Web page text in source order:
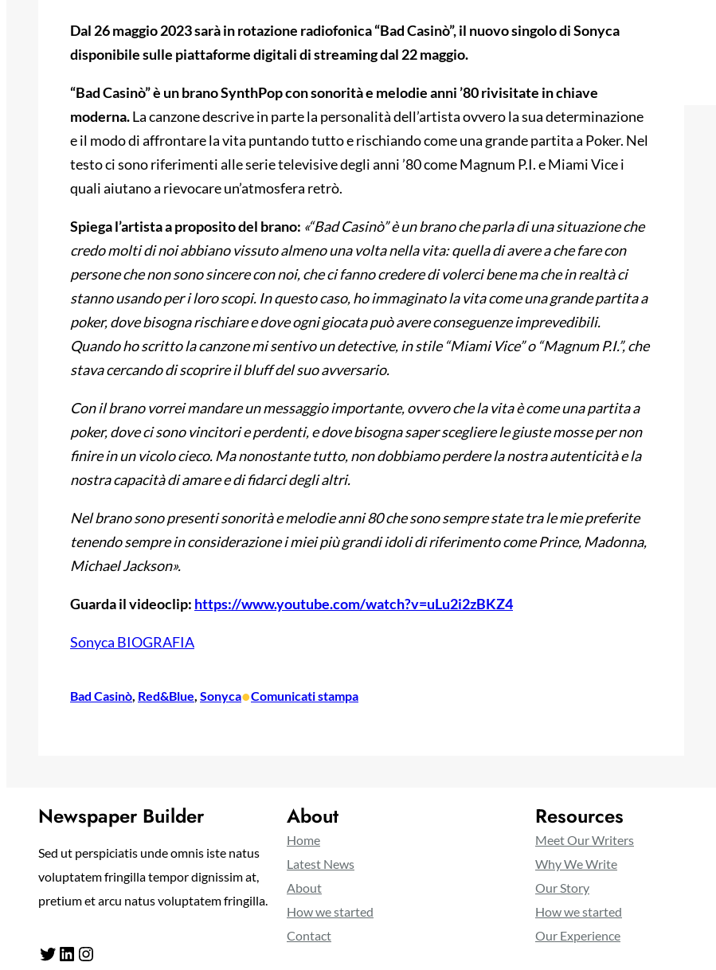
Dal 26 maggio 2023 sarà in rotazione radiofonica “Bad Casinò”, il nuovo singolo di Sonyca
disponibile sulle piattaforme digitali di streaming dal 22 maggio.
“Bad Casinò” è un brano SynthPop con sonorità e melodie anni ’80 rivisitate in chiave
moderna.La canzone descrive in parte la personalità dell’artista ovvero la sua determinazione
e il modo di affrontare la vita puntando tutto e rischiando come una grande partita a Poker. Nel
testo ci sono riferimenti alle serie televisive degli anni ’80 come Magnum P.I. e Miami Vice i
quali aiutano a rievocare un’atmosfera retrò.
Spiega l’artista a proposito del brano: «“Bad Casinò” è un brano che parla di una situazione che
credo molti di noi abbiano vissuto almeno una volta nella vita: quella di avere a che fare con
persone che non sono sincere con noi, che ci fanno credere di volerci bene ma che in realtà ci
stanno usando per i loro scopi. In questo caso, ho immaginato la vita come una grande partita a
poker, dove bisogna rischiare e dove ogni giocata può avere conseguenze imprevedibili.
Quando ho scritto la canzone mi sentivo un detective, in stile “Miami Vice” o “Magnum P.I.”, che
stava cercando di scoprire il bluff del suo avversario.
Con il brano vorrei mandare un messaggio importante, ovvero che la vita è come una partita a
poker, dove ci sono vincitori e perdenti, e dove bisogna saper scegliere le giuste mosse per non
finire in un vicolo cieco. Ma nonostante tutto, non dobbiamo perdere la nostra autenticità e la
nostra capacità di amare e di fidarci degli altri.
Nel brano sono presenti sonorità e melodie anni 80 che sono sempre state tra le mie preferite
tenendo sempre in considerazione i miei più grandi idoli di riferimento come Prince, Madonna,
Michael Jackson».
Guarda il videoclip: https://www.youtube.com/watch?v=uLu2i2zBKZ4
Sonyca BIOGRAFIA
Bad Casinò, Red&Blue, Sonyca•Comunicati stampa
Newspaper Builder
Sed ut perspiciatis unde omnis iste natus
voluptatem fringilla tempor dignissim at,
pretium et arcu natus voluptatem fringilla.
Twitter LinkedIn Instagram
About
Home
Latest News
About
How we started
Contact
Resources
Meet Our Writers
Why We Write
Our Story
How we started
Our Experience